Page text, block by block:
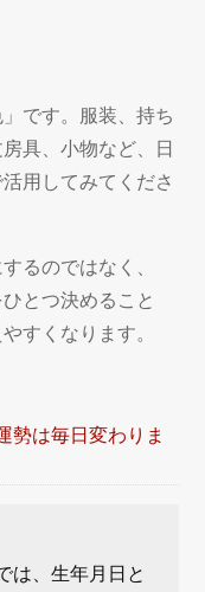
です。服装、持ち
具、小物など、日
用してみてくださ
るのではなく、
とつ決めること
すくなります。
勢は毎日変わりま
は、生年月日と